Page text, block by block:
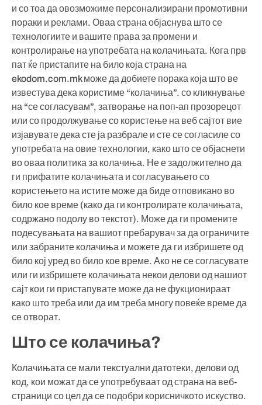
и со тоа да овозможиме персонализирани промотивни
пораки и реклами. Оваа страна објаснува што се
технологиите и вашите права за промени и
контролирање на употребата на колачињата. Кога прв
пат ќе пристапите на било која страна на
ekodom.com.mk може да добиете порака која што ве
известува дека користиме “колачиња”. со кликнување
на “се согласувам”, затворање на поп-ап прозорецот
или со продолжување со користење на веб сајтот вие
изјавувате дека сте ја разбрале и сте се согласиле со
употребата на овие технологии, како што се објаснети
во оваа политика за колачиња. Не е задолжително да
ги прифатите колачињата и согласувањето со
користењето на истите може да биде отповикано во
било кое време (како да ги контролирате колачињата,
содржано подолу во текстот). Може да ги промените
подесувањата на вашиот пребарувач за да ограничите
или забраните колачиња и можете да ги избришете од
било кој уред во било кое време. Ако не се согласувате
или ги избришете колачињата некои делови од нашиот
сајт кои ги пристапувате може да не фукционираат
како што треба или да им треба многу повеќе време да
се отворат.
Што се колачиња?
Колачињата се мали текстуални датотеки, делови од
код, кои можат да се употребуваат од страна на веб-
страници со цел да се подобри корисничкото искуство.